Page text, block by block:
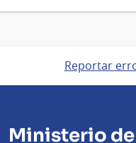
Reportar
Ministerio